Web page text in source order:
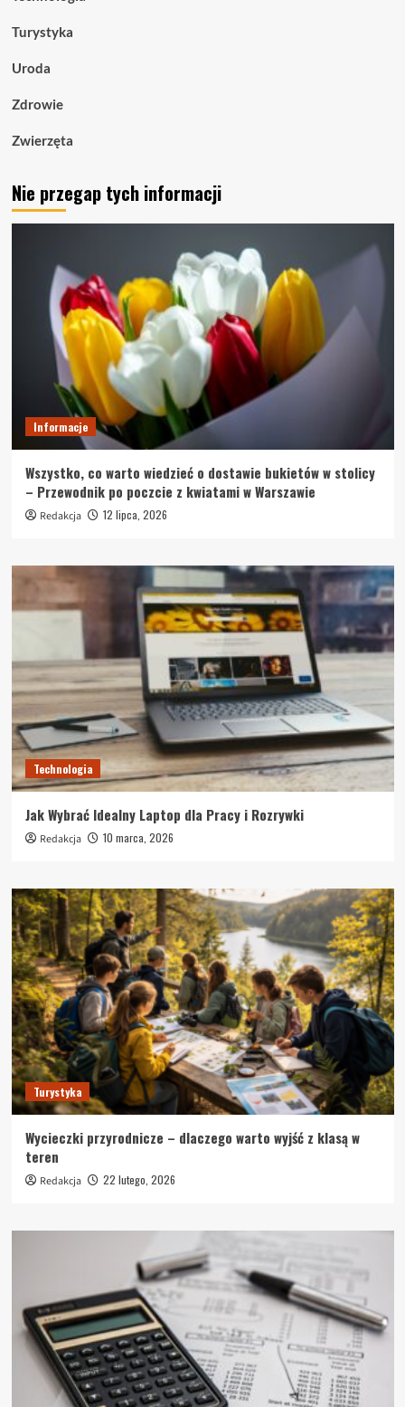
Turystyka
Uroda
Zdrowie
Zwierzęta
Nie przegap tych informacji
Informacje
Wszystko, co warto wiedzieć o dostawie bukietów w stolicy
– Przewodnik po poczcie z kwiatami w Warszawie
Redakcja 12 lipca, 2026
Technologia
Jak Wybrać Idealny Laptop dla Pracy i Rozrywki
Redakcja 10 marca, 2026
Turystyka
Wycieczki przyrodnicze – dlaczego warto wyjść z klasą w
teren
Redakcja 22 lutego, 2026